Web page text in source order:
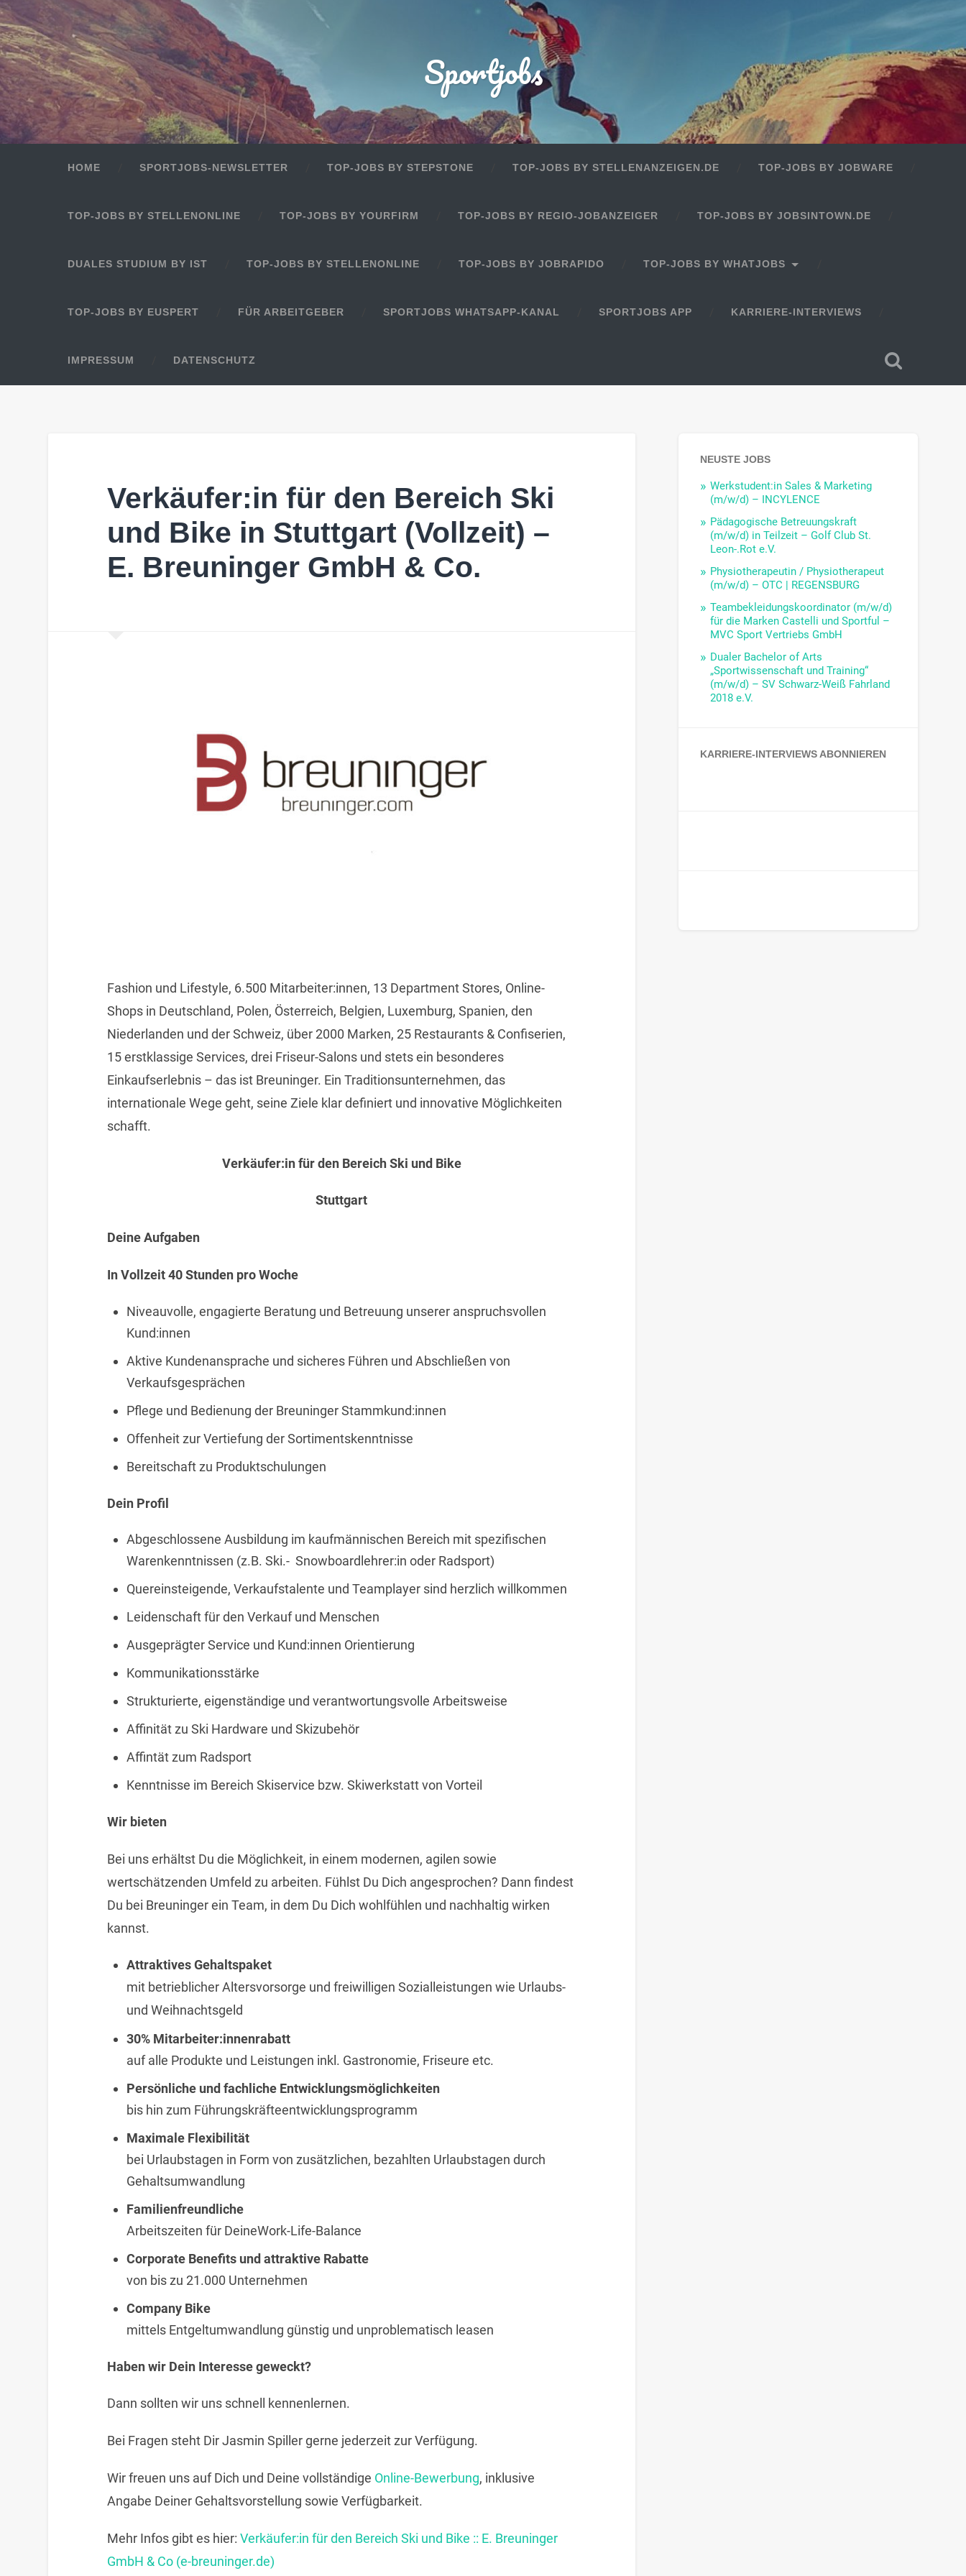
Sportjobs
HOME SPORTJOBS-NEWSLETTER TOP-JOBS BY STEPSTONE TOP-JOBS BY STELLENANZEIGEN.DE TOP-JOBS BY JOBWARE
TOP-JOBS BY STELLENONLINE TOP-JOBS BY YOURFIRM TOP-JOBS BY REGIO-JOBANZEIGER TOP-JOBS BY JOBSINTOWN.DE
DUALES STUDIUM BY IST TOP-JOBS BY STELLENONLINE TOP-JOBS BY JOBRAPIDO TOP-JOBS BY WHATJOBS
TOP-JOBS BY EUSPERT FÜR ARBEITGEBER SPORTJOBS WHATSAPP-KANAL SPORTJOBS APP KARRIERE-INTERVIEWS
IMPRESSUM DATENSCHUTZ
Verkäufer:in für den Bereich Ski
und Bike in Stuttgart (Vollzeit) –
E. Breuninger GmbH & Co.
Fashion und Lifestyle, 6.500 Mitarbeiter:innen, 13 Department Stores, Online-
Shops in Deutschland, Polen, Österreich, Belgien, Luxemburg, Spanien, den
Niederlanden und der Schweiz, über 2000 Marken, 25 Restaurants & Confiserien,
15 erstklassige Services, drei Friseur-Salons und stets ein besonderes
Einkaufserlebnis – das ist Breuninger. Ein Traditionsunternehmen, das
internationale Wege geht, seine Ziele klar definiert und innovative Möglichkeiten
schafft.
Verkäufer:in für den Bereich Ski und Bike
Stuttgart
Deine Aufgaben
In Vollzeit 40 Stunden pro Woche
Niveauvolle, engagierte Beratung und Betreuung unserer anspruchsvollen
Kund:innen
Aktive Kundenansprache und sicheres Führen und Abschließen von
Verkaufsgesprächen
Pflege und Bedienung der Breuninger Stammkund:innen
Offenheit zur Vertiefung der Sortimentskenntnisse
Bereitschaft zu Produktschulungen
Dein Profil
Abgeschlossene Ausbildung im kaufmännischen Bereich mit spezifischen
Warenkenntnissen (z.B. Ski.- Snowboardlehrer:in oder Radsport)
Quereinsteigende, Verkaufstalente und Teamplayer sind herzlich willkommen
Leidenschaft für den Verkauf und Menschen
Ausgeprägter Service und Kund:innen Orientierung
Kommunikationsstärke
Strukturierte, eigenständige und verantwortungsvolle Arbeitsweise
Affinität zu Ski Hardware und Skizubehör
Affintät zum Radsport
Kenntnisse im Bereich Skiservice bzw. Skiwerkstatt von Vorteil
Wir bieten
Bei uns erhältst Du die Möglichkeit, in einem modernen, agilen sowie
wertschätzenden Umfeld zu arbeiten. Fühlst Du Dich angesprochen? Dann findest
Du bei Breuninger ein Team, in dem Du Dich wohlfühlen und nachhaltig wirken
kannst.
Attraktives Gehaltspaket
mit betrieblicher Altersvorsorge und freiwilligen Sozialleistungen wie Urlaubs-
und Weihnachtsgeld
30% Mitarbeiter:innenrabatt
auf alle Produkte und Leistungen inkl. Gastronomie, Friseure etc.
Persönliche und fachliche Entwicklungsmöglichkeiten
bis hin zum Führungskräfteentwicklungsprogramm
Maximale Flexibilität
bei Urlaubstagen in Form von zusätzlichen, bezahlten Urlaubstagen durch
Gehaltsumwandlung
Familienfreundliche
Arbeitszeiten für DeineWork-Life-Balance
Corporate Benefits und attraktive Rabatte
von bis zu 21.000 Unternehmen
Company Bike
mittels Entgeltumwandlung günstig und unproblematisch leasen
Haben wir Dein Interesse geweckt?
Dann sollten wir uns schnell kennenlernen.
Bei Fragen steht Dir Jasmin Spiller gerne jederzeit zur Verfügung.
Wir freuen uns auf Dich und Deine vollständige Online-Bewerbung, inklusive
Angabe Deiner Gehaltsvorstellung sowie Verfügbarkeit.
Mehr Infos gibt es hier: Verkäufer:in für den Bereich Ski und Bike :: E. Breuninger
GmbH & Co (e-breuninger.de)
NEUSTE JOBS
Werkstudent:in Sales & Marketing
(m/w/d) – INCYLENCE
Pädagogische Betreuungskraft
(m/w/d) in Teilzeit – Golf Club St.
Leon-.Rot e.V.
Physiotherapeutin / Physiotherapeut
(m/w/d) – OTC | REGENSBURG
Teambekleidungskoordinator (m/w/d)
für die Marken Castelli und Sportful –
MVC Sport Vertriebs GmbH
Dualer Bachelor of Arts
„Sportwissenschaft und Training“
(m/w/d) – SV Schwarz-Weiß Fahrland
2018 e.V.
KARRIERE-INTERVIEWS ABONNIEREN